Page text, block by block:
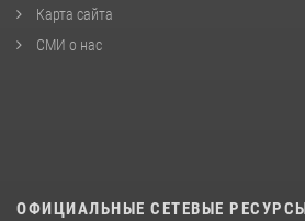
Карта сайта
СМИ о нас
ОФИЦИАЛЬНЫЕ СЕТЕВЫЕ РЕСУРСЫ